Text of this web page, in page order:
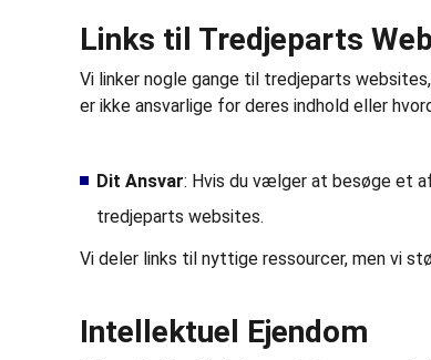
Links til Tredjeparts
Vi linker nogle gange til tredjeparts
er ikke ansvarlige for deres indhold eller
Dit Ansvar: Hvis du vælger at besøge et
tredjeparts websites.
Vi deler links til nyttige ressourcer, men vi
Intellektuel Ejendom